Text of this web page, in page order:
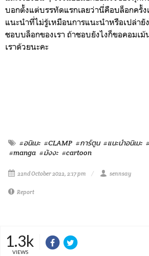
บอกตั้งแต่บรรทัดแรกเลยว่านี่คือบล็อกครั้ง
แนะนำที่ไม่รู้เหมือนการแนะนำหรือเปล่ายั
ชอบบล็อกของเรา ถ้าชอบยังไงก็ขอคอมเ
เราด้วยนะคะ
#อนิเมะ #CLAMP #การ์ตูน #แนะนำอนิเมะ
#manga #มังงะ #cartoon
22nd October 2022, 2:17 pm sennsay
Report
1.3k
VIEWS